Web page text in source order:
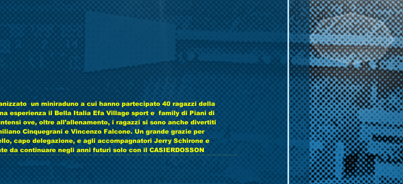
un miniraduno a cui hanno partecipato 40 ragazzi della
esperienza il Bella Italia Efa Village sport e  family di Piani di
ove, oltre all’allenamento, i ragazzi si sono anche divertiti
Cinquegrani e Vincenzo Falcone. Un grande grazie per
capo delegazione, e agli accompagnatori Jerry Schirone e
da continuare negli anni futuri solo con il CASIERDOSSON